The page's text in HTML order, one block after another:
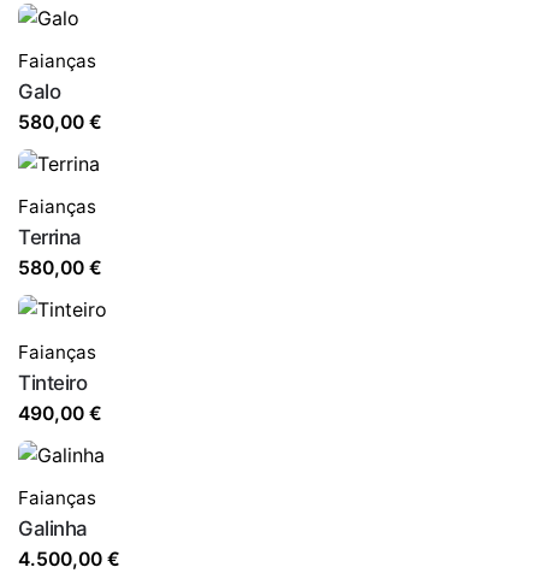
Faianças
Galo
580,00 €
Faianças
Terrina
580,00 €
Faianças
Tinteiro
490,00 €
Faianças
Galinha
4.500,00 €